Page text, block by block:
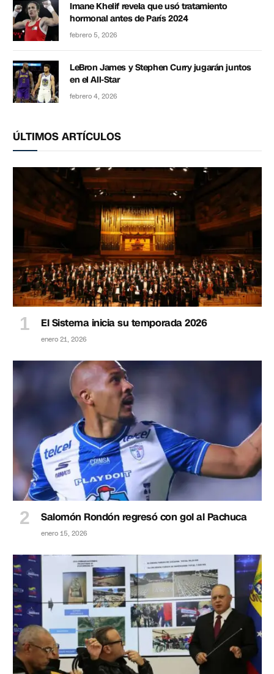
Imane Khelif revela que usó tratamiento
hormonal antes de París 2024
febrero 5, 2026
LeBron James y Stephen Curry jugarán juntos
en el All-Star
febrero 4, 2026
ÚLTIMOS ARTÍCULOS
El Sistema inicia su temporada 2026
enero 21, 2026
Salomón Rondón regresó con gol al Pachuca
enero 15, 2026